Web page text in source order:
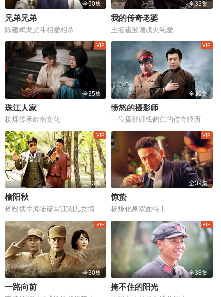
全50集
兄弟兄弟
陈建斌龙虎斗相爱相杀
全33集
我的传奇老婆
王挺崔波谱战火纯爱
全35集
珠江人家
杨烁传承岭南文化
全36集
愤怒的摄影师
一位摄影师钱鹤仁的传奇经历
全33集
榆阳秋
蒋毅携手海陆谱写江湖儿女情
全39集
惊蛰
杨烁化身双面特工
全30集
一路向前
全38集
掩不住的阳光